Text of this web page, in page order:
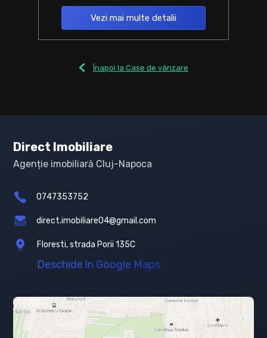
Vezi mai multe detalii
Înapoi la Case de vânzare
Direct Imobiliare
Agenție imobiliară Cluj-Napoca
0747353752
direct.imobiliare04@gmail.com
Floresti, strada Porii 135C
Deschide în Google Maps